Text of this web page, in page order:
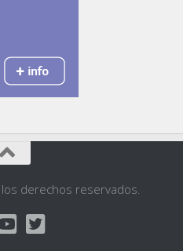
derechos reservados.